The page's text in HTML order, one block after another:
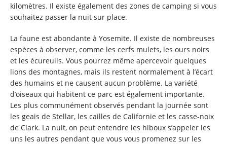
kilomètres. Il existe également des zones de camping si vous
souhaitez passer la nuit sur place.
La faune est abondante à Yosemite. Il existe de nombreuses
espèces à observer, comme les cerfs mulets, les ours noirs
et les écureuils. Vous pourrez même apercevoir quelques
lions des montagnes, mais ils restent normalement à l’écart
des humains et ne causent aucun problème. La variété
d’oiseaux qui habitent ce parc est également importante.
Les plus communément observés pendant la journée sont
les geais de Stellar, les cailles de Californie et les casse-noix
de Clark. La nuit, on peut entendre les hiboux s’appeler les
uns les autres pendant que vous vous promenez sur les